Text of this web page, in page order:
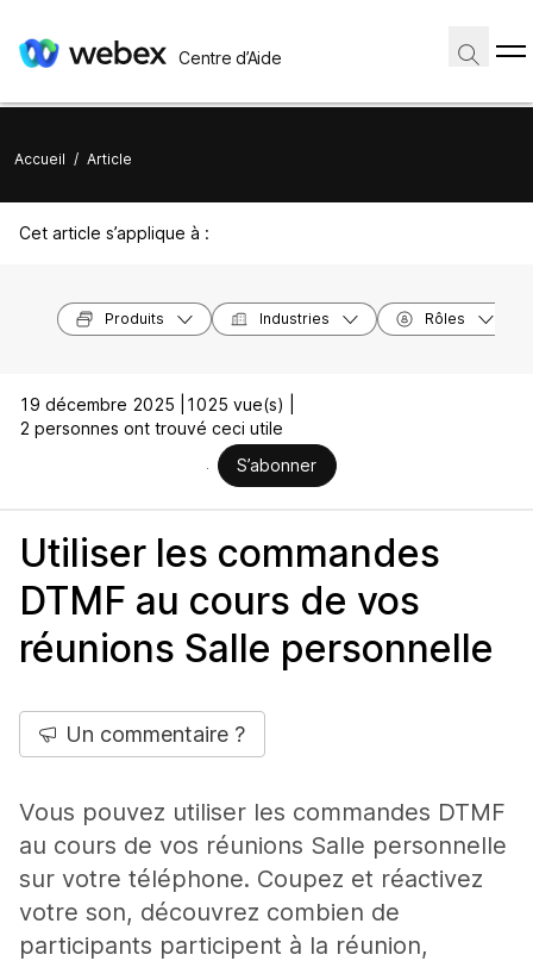
Centre d’Aide
Accueil / Article
Cet article s’applique à :
Produits Industries Rôles
19 décembre 2025 |
1025 vue(s) |
2 personnes ont trouvé ceci utile
S’abonner
Utiliser les commandes
DTMF au cours de vos
réunions Salle personnelle
Un commentaire ?
Vous pouvez utiliser les commandes DTMF
au cours de vos réunions Salle personnelle
sur votre téléphone. Coupez et réactivez
votre son, découvrez combien de
participants participent à la réunion,